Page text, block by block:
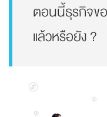
ตอนนี้ธุรกิจข
แล้วหรือยัง ?